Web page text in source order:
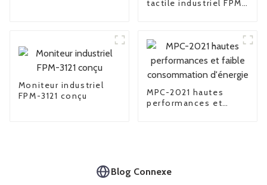
tactile industriel FPM-
Moniteur industriel
FPM-3121 conçu
MPC-2021 hautes
performances et
Blog Connexe